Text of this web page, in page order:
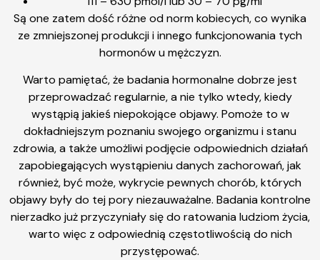
Są one zatem dość różne od norm kobiecych, co wynika
ze zmniejszonej produkcji i innego funkcjonowania tych
hormonów u mężczyzn.
Warto pamiętać, że badania hormonalne dobrze jest
przeprowadzać regularnie, a nie tylko wtedy, kiedy
wystąpią jakieś niepokojące objawy. Pomoże to w
dokładniejszym poznaniu swojego organizmu i stanu
zdrowia, a także umożliwi podjęcie odpowiednich działań
zapobiegających wystąpieniu danych zachorowań, jak
również, być może, wykrycie pewnych chorób, których
objawy były do tej pory niezauważalne. Badania kontrolne
nierzadko już przyczyniały się do ratowania ludziom życia,
warto więc z odpowiednią częstotliwością do nich
przystępować.